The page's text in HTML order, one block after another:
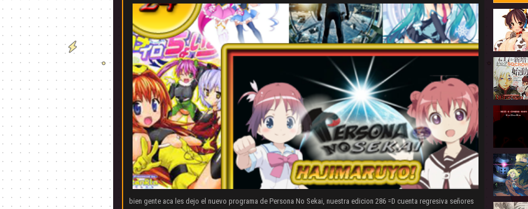
bien gente aca les dejo el nuevo programa de Persona No Sekai, nuestra edicion 286 =D cuenta regresiva señores